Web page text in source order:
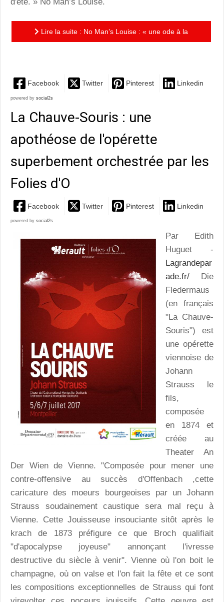
Lire la suite : No Man’s Louise : « une ode à la
Facebook Twitter Pinterest Linkedin
powered by social2s
La Chauve-Souris : une
apothéose de l'opérette
superbement orchestrée par les
Folies d'O
Facebook Twitter Pinterest Linkedin
powered by social2s
Par Edith
Huguet -
Lagrandepar
ade.fr/ Die
Fledermaus
(en français
"La Chauve-
Souris") est
une opérette
viennoise de
Johann
Strauss le
fils,
composée
en 1874 et
créée au
Theater An
Der Wien de Vienne. "Composée pour mener une
contre-offensive au succès d'Offenbach ,cette
caricature des moeurs bourgeoises par un Johann
Strauss soudainement caustique sera mal reçu à
Vienne. Cette Jouisseuse insouciante sitôt après le
krach de 1873 préfigure ce que Broch qualifiait
"d'apocalypse joyeuse" annonçant l'ivresse
destructive du siècle à venir". Vienne où l'on boit le
champagne, où on valse et l'on fait la fête et ce sont
les compositions exceptionnelles de Strauss qui font